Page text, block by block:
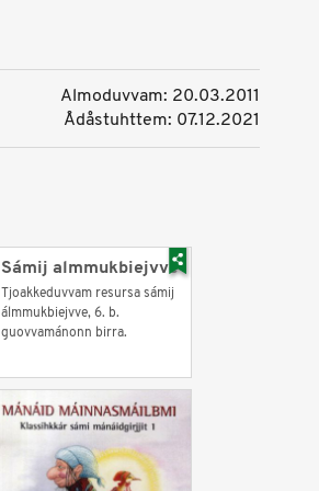
Almoduvvam: 20.03.2011
Ådåstuhttem: 07.12.2021
Sámij almmukbiejvve
Tjoakkeduvvam resursa sámij
álmmukbiejvve, 6. b.
guovvamánonn birra.